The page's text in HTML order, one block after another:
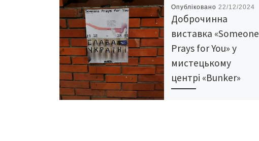
Опубліковано22/12/2024
Доброчинна
виставка «Someone
Prays for You» у
мистецькому
центрі «Bunker»